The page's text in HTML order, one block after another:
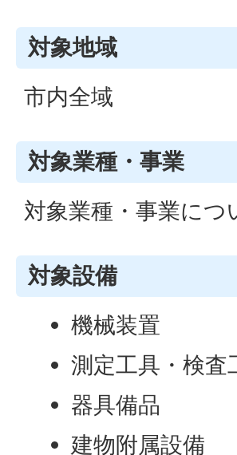
対象地域
市内全域
対象業種・事業
対象業種・事業に
対象設備
機械装置
測定工具・検査
器具備品
建物附属設備